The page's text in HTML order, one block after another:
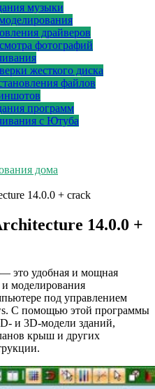
музыки
драйверов
фотографий
жесткого диска
файлов
программ
с Ютуба
дома
14.0.0 + crack
14.0.0 +
это удобная и мощная
моделирования
под управлением
С помощью этой программы
и 3D-модели зданий,
крыш и других